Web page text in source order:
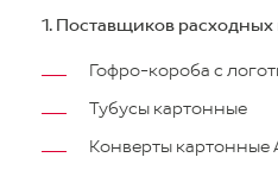
1. Поставщиков расходных
Гофро-короба с
Тубусы картонные
Конверты картонные